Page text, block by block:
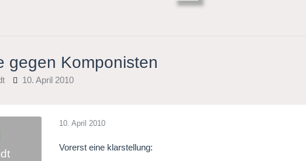
gegen Komponisten
10. April 2010
10. April 2010
Vorerst eine klarstellung: